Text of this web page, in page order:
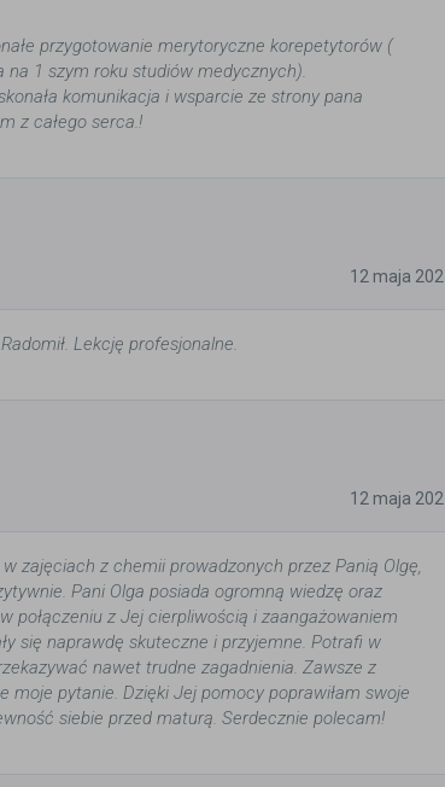
przygotowanie merytoryczne korepetytorów (
na 1 szym roku studiów medycznych).
komunikacja i wsparcie ze strony pana
z całego serca.!
12 maja
Lekcję profesjonalne.
12 maja
zajęciach z chemii prowadzonych przez Panią Olgę,
Pani Olga posiada ogromną wiedzę oraz
połączeniu z Jej cierpliwością i zaangażowaniem
się naprawdę skuteczne i przyjemne. Potrafi w
nawet trudne zagadnienia. Zawsze z
moje pytanie. Dzięki Jej pomocy poprawiłam swoje
siebie przed maturą. Serdecznie polecam!